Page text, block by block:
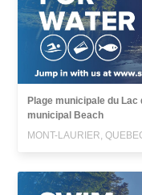
Plage municipale du Lac
municipal Beach
MONT-LAURIER,